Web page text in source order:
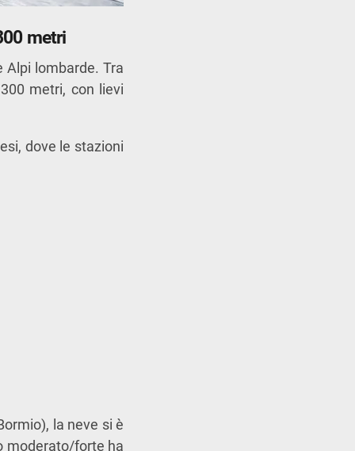
metri
Alpi lombarde. Tra
metri, con lievi
dove le stazioni
la neve si è
moderato/forte ha